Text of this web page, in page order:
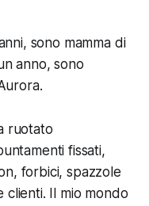
sono mamma di
anno, sono
ruotato
fissati,
forbici, spazzole
clienti. Il mio mondo